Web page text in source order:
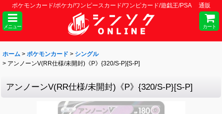
ポケモンカード/ポケカ/ワンピースカード/ワンピカード/遊戯王/PSA 通販
メニュー カート
ホーム > ポケモンカード > シングル
> アンノーンV(RR仕様/未開封)《P》{320/S-P}[S-P]
アンノーンV(RR仕様/未開封)《P》{320/S-P}[S-P]